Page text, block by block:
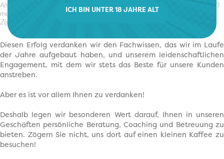
ICH BIN UNTER 18 JAHRE ALT
Als Pionier in der französischen Schweiz hat unser Team Chez Smoke seit 2013
mehreren tausend Rauchern erfolgreich den Umstieg auf die elektronische
Zigarette ermöglicht.
Diesen Erfolg verdanken wir den Fachwissen, das wir im Laufe
der Jahre aufgebaut haben, und unserem leidenschaftlichen
Engagement, mit dem wir stets das Beste für unsere Kunden
anstreben.
Aber es ist vor allem Ihnen zu verdanken!
Deshalb legen wir besonderen Wert darauf, Ihnen in unseren
Geschäften persönliche Beratung, Coaching und Betreuung zu
bieten. Zögern Sie nicht, uns dort auf einen kleinen Kaffee zu
besuchen!